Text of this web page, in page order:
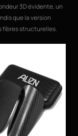
3D évidente, un
que la version
fibres structurelles.